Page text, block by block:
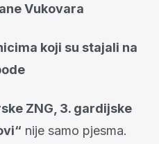
Vukovara
koji su stajali na
ZNG, 3. gardijske
nije samo pjesma.